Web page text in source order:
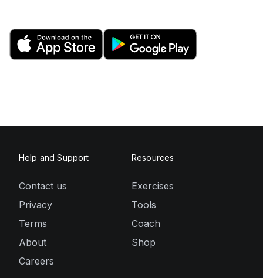
Help and Support
Contact us
Privacy
Terms
About
Careers
Resources
Exercises
Tools
Coach
Shop